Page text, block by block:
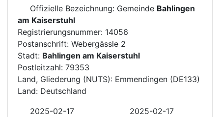
Offizielle Bezeichnung: Gemeinde Bahlingen
am Kaiserstuhl
Registrierungsnummer: 14056
Postanschrift: Webergässle 2
Stadt: Bahlingen am Kaiserstuhl
Postleitzahl: 79353
Land, Gliederung (NUTS): Emmendingen (DE133)
Land: Deutschland
2025-02-17
2025-02-17